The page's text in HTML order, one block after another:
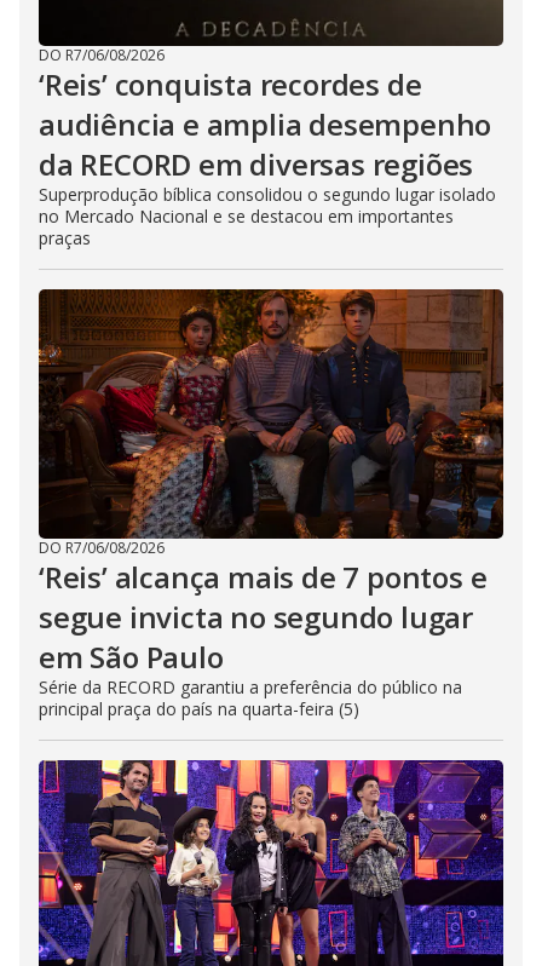
DO R7/06/08/2026
‘Reis’ conquista recordes de
audiência e amplia desempenho
da RECORD em diversas regiões
Superprodução bíblica consolidou o segundo lugar isolado
no Mercado Nacional e se destacou em importantes
praças
DO R7/06/08/2026
‘Reis’ alcança mais de 7 pontos e
segue invicta no segundo lugar
em São Paulo
Série da RECORD garantiu a preferência do público na
principal praça do país na quarta-feira (5)